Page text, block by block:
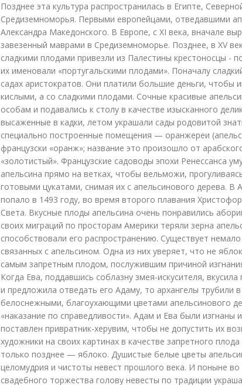
Позднее эта культура распространилась в Египте,
Средиземноморья. Первыми европейцами, отведавшими
Александра Македонского. В Европе, с XI века, вначале
завезенный маврами в Средиземноморье. Позднее, в XV
сладкими плодами привезли из Палестины крестоносцы -
их именовали «португальскими плодами». Поначалу
садах аристократов. Они платили большие деньги, чтобы
кислыми, а со сладкими плодами. Сочные красивые
особам и подавались к столу в качестве изысканного
высаженные в кадки, летом украшали сады родовитой
специально построенные помещения — оранжереи
французски «оранж»; название это произошло от
«золотистый». Французские садоводы эпохи Ренессанса
апельсина прямо на ветках, чтобы вельможи,
готовыми цукатами, снимая их с апельсинового дерева. В
попало в 1493 году, во время второго плавания
Света. Вкусные плоды апельсина очень понравились
своих миграций по просторам Америки теряли зерна
способствовали его распространению. Существует
связанных с апельсином. Одна из них уверяет, что не
самым запретным плодом, послужившим причиной
Когда Ева, поддавшись соблазну змея-искусителя,
и предложила отведать его Адаму, то архангелы трубили
белоснежными, благоухающими цветами апельсинового
«наказание по справедливости». Адам и Ева были изгнаны
поставлен привратник-херувим, чтобы не допустить их
художники на своих картинах в качестве запретного
только позднее — яблоко. Душистые белые цветы
целомудрия и чистоты невест прошлого века. И поныне
свадебного торжества голову невесты по традиции